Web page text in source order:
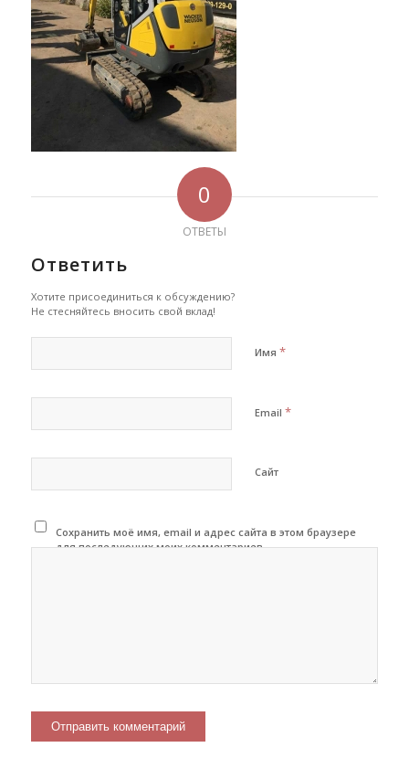
0
ОТВЕТЫ
Ответить
Хотите присоединиться к обсуждению?
Не стесняйтесь вносить свой вклад!
Имя *
Email *
Сайт
Сохранить моё имя, email и адрес сайта в этом браузере
для последующих моих комментариев.